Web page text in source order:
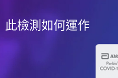
此檢測如何運作